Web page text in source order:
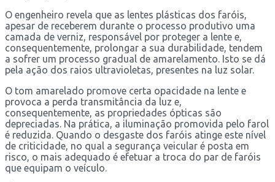
O engenheiro revela que as lentes plásticas dos faróis,
apesar de receberem durante o processo produtivo uma
camada de verniz, responsável por proteger a lente e,
consequentemente, prolongar a sua durabilidade, tendem
a sofrer um processo gradual de amarelamento. Isto se dá
pela ação dos raios ultravioletas, presentes na luz solar.
O tom amarelado promove certa opacidade na lente e
provoca a perda transmitância da luz e,
consequentemente, as propriedades ópticas são
depreciadas. Na prática, a iluminação promovida pelo farol
é reduzida. Quando o desgaste dos faróis atinge este nível
de criticidade, no qual a segurança veicular é posta em
risco, o mais adequado é efetuar a troca do par de faróis
que equipam o veículo.